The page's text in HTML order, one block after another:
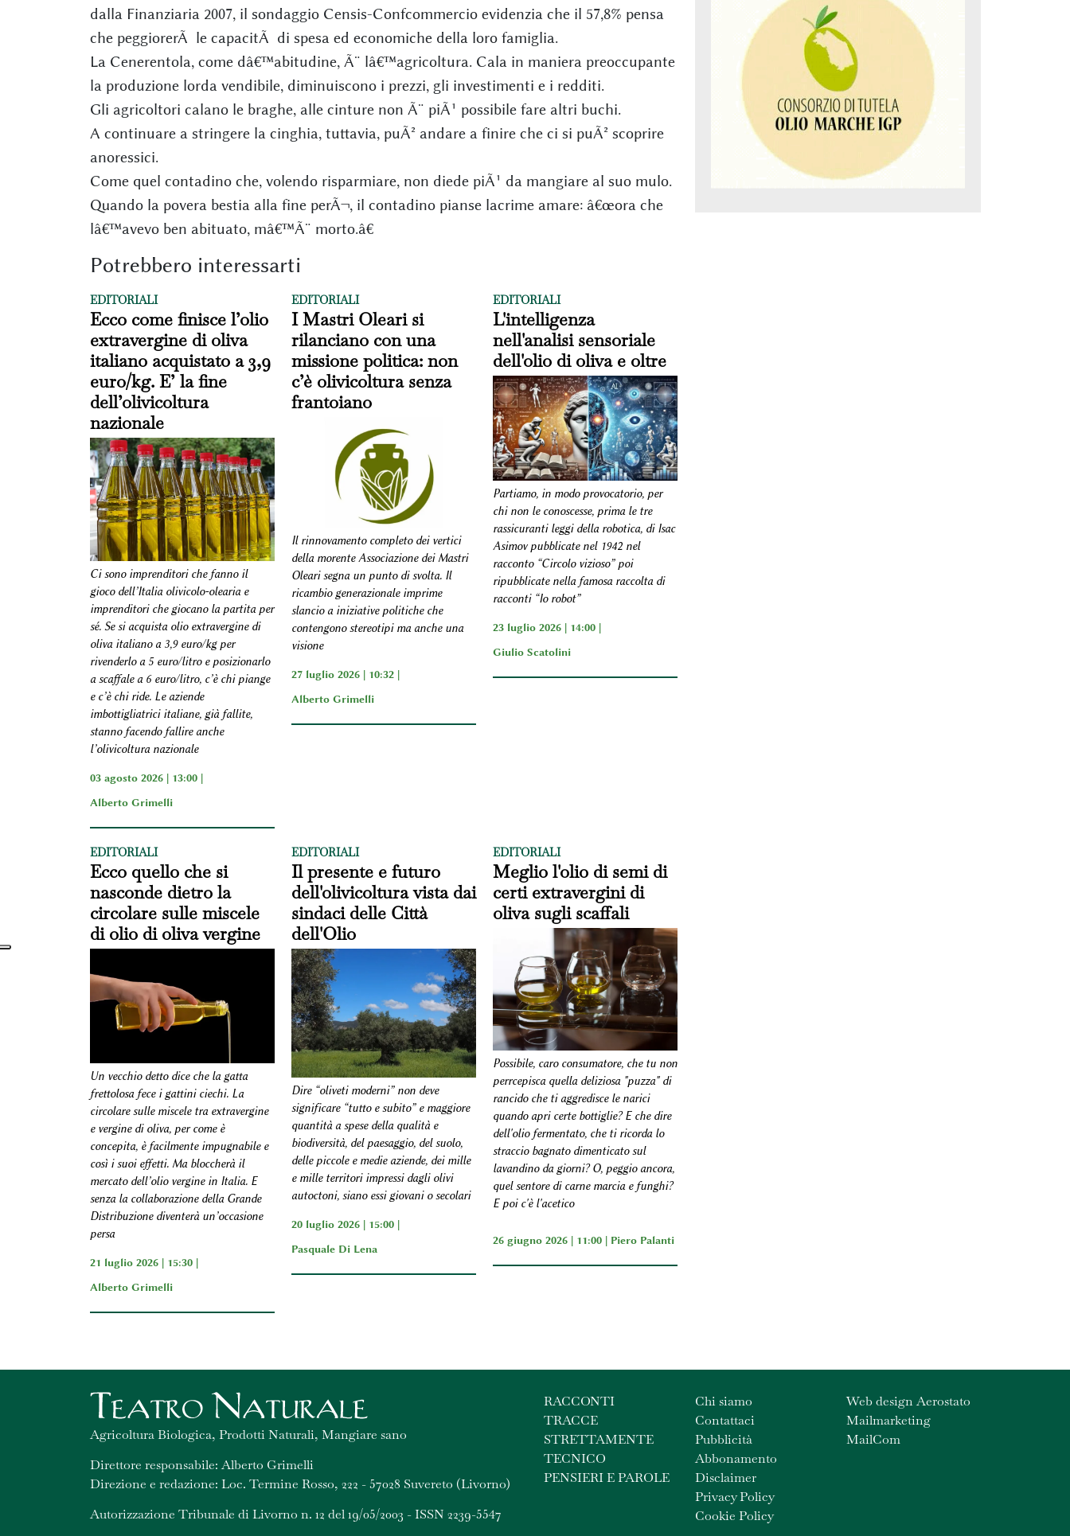
dalla Finanziaria 2007, il sondaggio Censis-Confcommercio evidenzia che il 57,8% pensa
che peggiorerÃ le capacitÃ di spesa ed economiche della loro famiglia.
La Cenerentola, come dâ€™abitudine, Ã¨ lâ€™agricoltura. Cala in maniera preoccupante
la produzione lorda vendibile, diminuiscono i prezzi, gli investimenti e i redditi.
Gli agricoltori calano le braghe, alle cinture non Ã¨ piÃ¹ possibile fare altri buchi.
A continuare a stringere la cinghia, tuttavia, puÃ² andare a finire che ci si puÃ² scoprire
anoressici.
Come quel contadino che, volendo risparmiare, non diede piÃ¹ da mangiare al suo mulo.
Quando la povera bestia alla fine perÃ¬, il contadino pianse lacrime amare: â€œora che
lâ€™avevo ben abituato, mâ€™Ã¨ morto.â€
Potrebbero interessarti
EDITORIALI
Ecco come finisce l’olio
extravergine di oliva
italiano acquistato a 3,9
euro/kg. E’ la fine
dell’olivicoltura
nazionale
Ci sono imprenditori che fanno il
gioco dell’Italia olivicolo-olearia e
imprenditori che giocano la partita per
sé. Se si acquista olio extravergine di
oliva italiano a 3,9 euro/kg per
rivenderlo a 5 euro/litro e posizionarlo
a scaffale a 6 euro/litro, c’è chi piange
e c’è chi ride. Le aziende
imbottigliatrici italiane, già fallite,
stanno facendo fallire anche
l’olivicoltura nazionale
03 agosto 2026 | 13:00 |
Alberto Grimelli
EDITORIALI
I Mastri Oleari si
rilanciano con una
missione politica: non
c’è olivicoltura senza
frantoiano
Il rinnovamento completo dei vertici
della morente Associazione dei Mastri
Oleari segna un punto di svolta. Il
ricambio generazionale imprime
slancio a iniziative politiche che
contengono stereotipi ma anche una
visione
27 luglio 2026 | 10:32 |
Alberto Grimelli
EDITORIALI
L'intelligenza
nell'analisi sensoriale
dell'olio di oliva e oltre
Partiamo, in modo provocatorio, per
chi non le conoscesse, prima le tre
rassicuranti leggi della robotica, di Isac
Asimov pubblicate nel 1942 nel
racconto “Circolo vizioso” poi
ripubblicate nella famosa raccolta di
racconti “Io robot”
23 luglio 2026 | 14:00 |
Giulio Scatolini
EDITORIALI
Ecco quello che si
nasconde dietro la
circolare sulle miscele
di olio di oliva vergine
Un vecchio detto dice che la gatta
frettolosa fece i gattini ciechi. La
circolare sulle miscele tra extravergine
e vergine di oliva, per come è
concepita, è facilmente impugnabile e
così i suoi effetti. Ma bloccherà il
mercato dell’olio vergine in Italia. E
senza la collaborazione della Grande
Distribuzione diventerà un’occasione
persa
21 luglio 2026 | 15:30 |
Alberto Grimelli
EDITORIALI
Il presente e futuro
dell'olivicoltura vista dai
sindaci delle Città
dell'Olio
Dire “oliveti moderni” non deve
significare “tutto e subito” e maggiore
quantità a spese della qualità e
biodiversità, del paesaggio, del suolo,
delle piccole e medie aziende, dei mille
e mille territori impressi dagli olivi
autoctoni, siano essi giovani o secolari
20 luglio 2026 | 15:00 |
Pasquale Di Lena
EDITORIALI
Meglio l'olio di semi di
certi extravergini di
oliva sugli scaffali
Possibile, caro consumatore, che tu non
perrcepisca quella deliziosa "puzza" di
rancido che ti aggredisce le narici
quando apri certe bottiglie? E che dire
dell'olio fermentato, che ti ricorda lo
straccio bagnato dimenticato sul
lavandino da giorni? O, peggio ancora,
quel sentore di carne marcia e funghi?
E poi c'è l'acetico
26 giugno 2026 | 11:00 | Piero Palanti
Agricoltura Biologica, Prodotti Naturali, Mangiare sano
Direttore responsabile: Alberto Grimelli
Direzione e redazione: Loc. Termine Rosso, 222 - 57028 Suvereto (Livorno)
Autorizzazione Tribunale di Livorno n. 12 del 19/05/2003 - ISSN 2239-5547
RACCONTI
TRACCE
STRETTAMENTE
TECNICO
PENSIERI E PAROLE
Chi siamo
Contattaci
Pubblicità
Abbonamento
Disclaimer
Privacy Policy
Cookie Policy
Web design Aerostato
Mailmarketing
MailCom